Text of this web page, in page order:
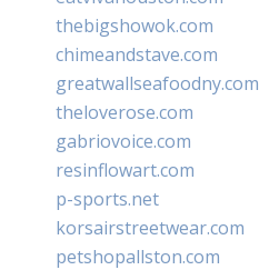
thebigshowok.com
chimeandstave.com
greatwallseafoodny.com
theloverose.com
gabriovoice.com
resinflowart.com
p-sports.net
korsairstreetwear.com
petshopallston.com